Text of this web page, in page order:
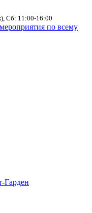
Сб: 11:00-16:00
по всему
Гарден